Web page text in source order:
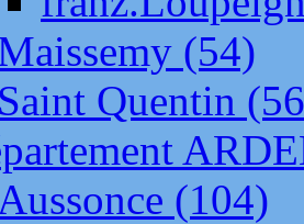
(54)
Saint Quentin
(104)